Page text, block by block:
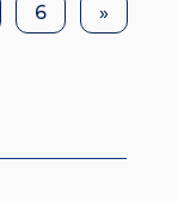
6 »